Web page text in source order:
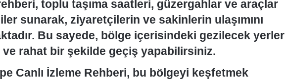
toplu taşıma saatleri, güzergahlar ve araçlar
sunarak, ziyaretçilerin ve sakinlerin ulaşımını
Bu sayede, bölge içerisindeki gezilecek yerler
ve rahat bir şekilde geçiş yapabilirsiniz.
Canlı İzleme Rehberi, bu bölgeyi keşfetmek